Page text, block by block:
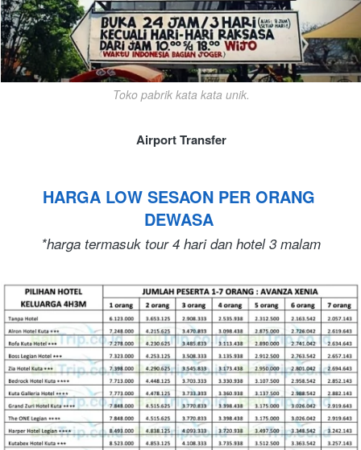
Toko pabrik kata kata unik.
Airport Transfer
HARGA LOW SESAON PER ORANG
DEWASA
*harga termasuk tour 4 hari dan hotel 3 malam